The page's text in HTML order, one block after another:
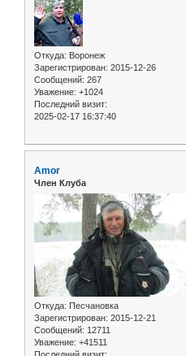
Откуда: Воронеж
Зарегистрирован: 2015-12-26
Сообщений: 267
Уважение: +1024
Последний визит:
2025-02-17 16:37:40
Amor
Член Клуба
Откуда: Песчановка
Зарегистрирован: 2015-12-21
Сообщений: 12711
Уважение: +41511
Последний визит: